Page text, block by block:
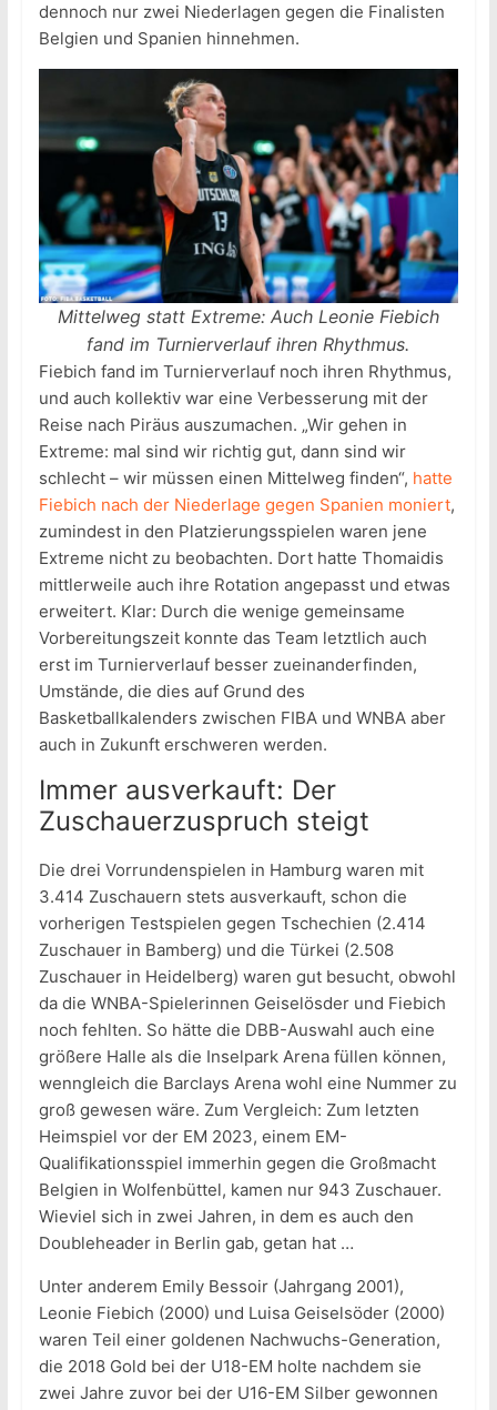
dennoch nur zwei Niederlagen gegen die Finalisten
Belgien und Spanien hinnehmen.
Mittelweg statt Extreme: Auch Leonie Fiebich
fand im Turnierverlauf ihren Rhythmus.
Fiebich fand im Turnierverlauf noch ihren Rhythmus,
und auch kollektiv war eine Verbesserung mit der
Reise nach Piräus auszumachen. „Wir gehen in
Extreme: mal sind wir richtig gut, dann sind wir
schlecht – wir müssen einen Mittelweg finden“, hatte
Fiebich nach der Niederlage gegen Spanien moniert,
zumindest in den Platzierungsspielen waren jene
Extreme nicht zu beobachten. Dort hatte Thomaidis
mittlerweile auch ihre Rotation angepasst und etwas
erweitert. Klar: Durch die wenige gemeinsame
Vorbereitungszeit konnte das Team letztlich auch
erst im Turnierverlauf besser zueinanderfinden,
Umstände, die dies auf Grund des
Basketballkalenders zwischen FIBA und WNBA aber
auch in Zukunft erschweren werden.
Immer ausverkauft: Der
Zuschauerzuspruch steigt
Die drei Vorrundenspielen in Hamburg waren mit
3.414 Zuschauern stets ausverkauft, schon die
vorherigen Testspielen gegen Tschechien (2.414
Zuschauer in Bamberg) und die Türkei (2.508
Zuschauer in Heidelberg) waren gut besucht, obwohl
da die WNBA-Spielerinnen Geiselösder und Fiebich
noch fehlten. So hätte die DBB-Auswahl auch eine
größere Halle als die Inselpark Arena füllen können,
wenngleich die Barclays Arena wohl eine Nummer zu
groß gewesen wäre. Zum Vergleich: Zum letzten
Heimspiel vor der EM 2023, einem EM-
Qualifikationsspiel immerhin gegen die Großmacht
Belgien in Wolfenbüttel, kamen nur 943 Zuschauer.
Wieviel sich in zwei Jahren, in dem es auch den
Doubleheader in Berlin gab, getan hat …
Unter anderem Emily Bessoir (Jahrgang 2001),
Leonie Fiebich (2000) und Luisa Geiselsöder (2000)
waren Teil einer goldenen Nachwuchs-Generation,
die 2018 Gold bei der U18-EM holte nachdem sie
zwei Jahre zuvor bei der U16-EM Silber gewonnen